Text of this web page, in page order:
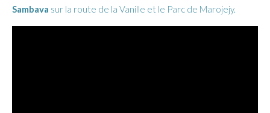
Sambava sur la route de la Vanille et le Parc de Marojejy.